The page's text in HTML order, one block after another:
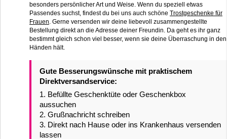
besonders persönlicher Art und Weise. Wenn du speziell etwas
Passendes suchst, findest du bei uns auch schöne Trostgeschenke für
Frauen . Gerne versenden wir deine liebevoll zusammengestellte
Bestellung direkt an die Adresse deiner Freundin. Da geht es ihr ganz
bestimmt gleich schon viel besser, wenn sie deine Überraschung in den
Händen hält.
Gute Besserungswünsche mit praktischem
Direktversandservice:
1. Befüllte Geschenktüte oder Geschenkbox
aussuchen
2. Grußnachricht schreiben
3. Direkt nach Hause oder ins Krankenhaus versenden
lassen